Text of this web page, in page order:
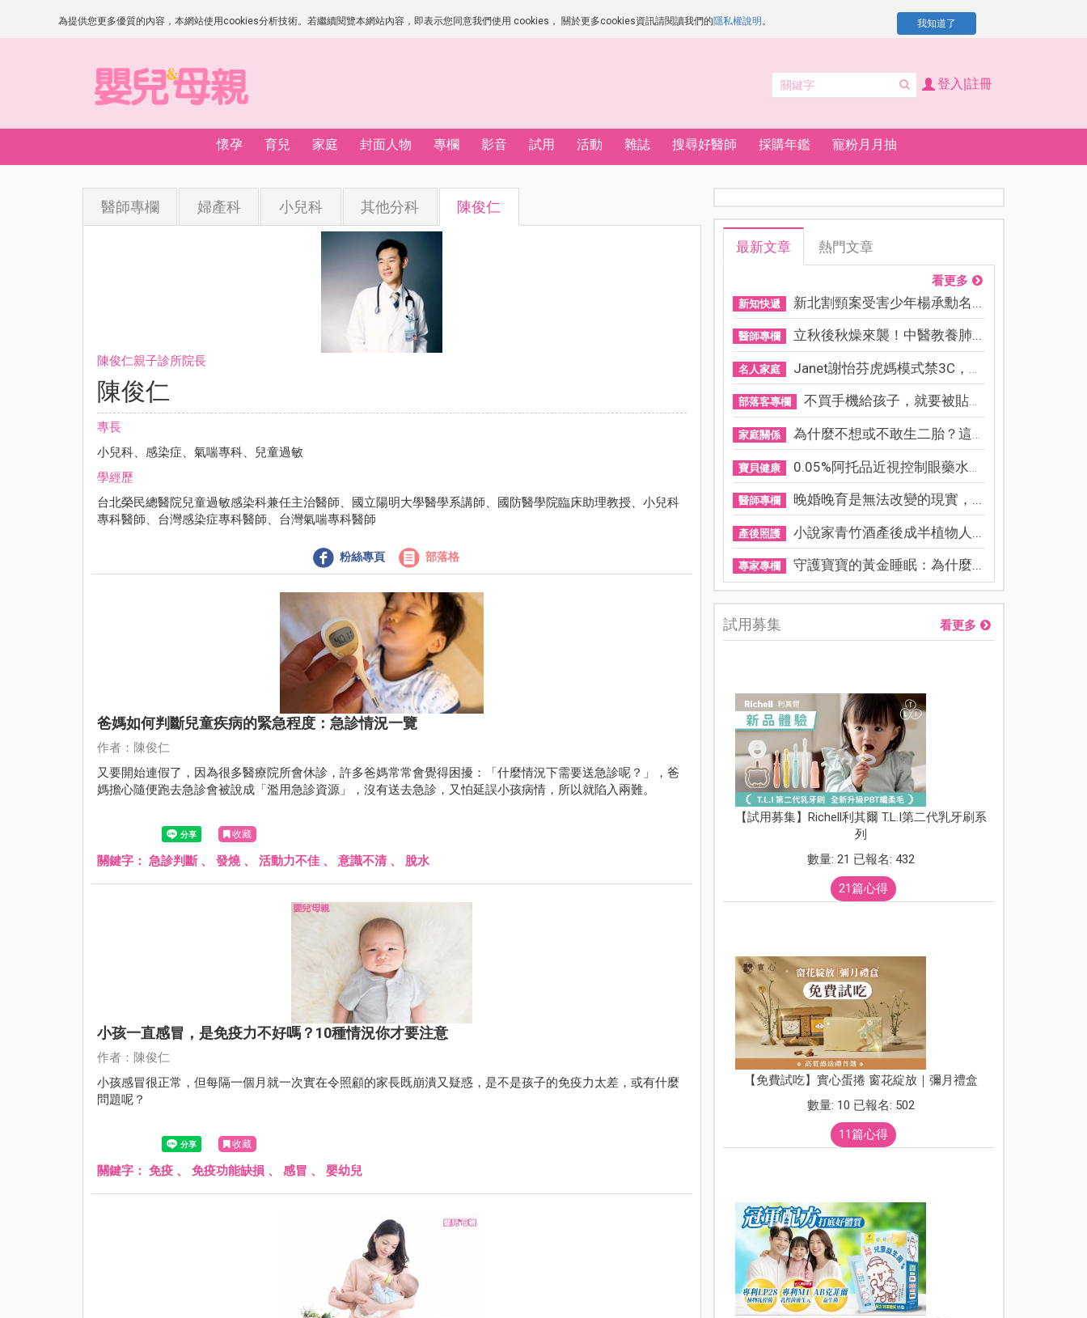
為提供您更多優質的內容，本網站使用cookies分析技術。若繼續閱覽本網站內容，即表示您同意我們使用 cookies， 關於更多cookies資訊請閱讀我們的隱私權說明 。 我知道了
登入|註冊
懷孕 育兒 家庭 封面人物 專欄 影音 試用 活動 雜誌 搜尋好醫師 採購年鑑 寵粉月月抽
醫師專欄 婦產科 小兒科 其他分科 陳俊仁
陳俊仁親子診所院長
陳俊仁
專長
小兒科、感染症、氣喘專科、兒童過敏
學經歷
台北榮民總醫院兒童過敏感染科兼任主治醫師、國立陽明大學醫學系講師、國防醫學院臨床助理教授、小兒科
專科醫師、台灣感染症專科醫師、台灣氣喘專科醫師
粉絲專頁 部落格
爸媽如何判斷兒童疾病的緊急程度：急診情況一覽
作者：陳俊仁
又要開始連假了，因為很多醫療院所會休診，許多爸媽常常會覺得困擾：「什麼情況下需要送急診呢？」，爸
媽擔心隨便跑去急診會被說成「濫用急診資源」，沒有送去急診，又怕延誤小孩病情，所以就陷入兩難。
收藏
關鍵字： 急診判斷、 發燒、 活動力不佳 、 意識不清 、 脫水
小孩一直感冒，是免疫力不好嗎？10種情況你才要注意
作者：陳俊仁
小孩感冒很正常，但每隔一個月就一次實在令照顧的家長既崩潰又疑惑，是不是孩子的免疫力太差，或有什麼
問題呢？
收藏
關鍵字： 免疫 、 免疫功能缺損 、 感冒 、 嬰幼兒
最新文章 熱門文章
看更多
新知快遞 新北割頸案受害少年楊承勳名...
醫師專欄 立秋後秋燥來襲！中醫教養肺...
名人家庭 Janet謝怡芬虎媽模式禁3C，看...
部落客專欄 不買手機給孩子，就要被貼「...
家庭關係 為什麼不想或不敢生二胎？這8...
寶貝健康 0.05%阿托品近視控制眼藥水納...
醫師專欄 晚婚晚育是無法改變的現實，...
產後照護 小說家青竹酒產後成半植物人...
專家專欄 守護寶寶的黃金睡眠：為什麼...
試用募集 看更多
【試用募集】Richell利其爾 T.L.I第二代乳牙刷系
列
數量: 21 已報名: 432
21篇心得
【免費試吃】實心蛋捲 窗花綻放｜彌月禮盒
數量: 10 已報名: 502
11篇心得